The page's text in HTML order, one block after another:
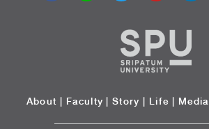
About | Faculty | Story | Life | Media